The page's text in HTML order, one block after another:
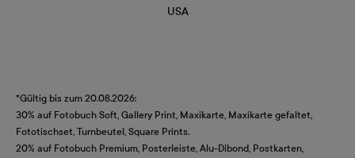
USA
*Gültig bis zum 20.08.2026:
30% auf Fotobuch Soft, Gallery Print, Maxikarte, Maxikarte gefaltet,
Fototischset, Turnbeutel, Square Prints.
20% auf Fotobuch Premium, Posterleiste, Alu-Dibond, Postkarten,